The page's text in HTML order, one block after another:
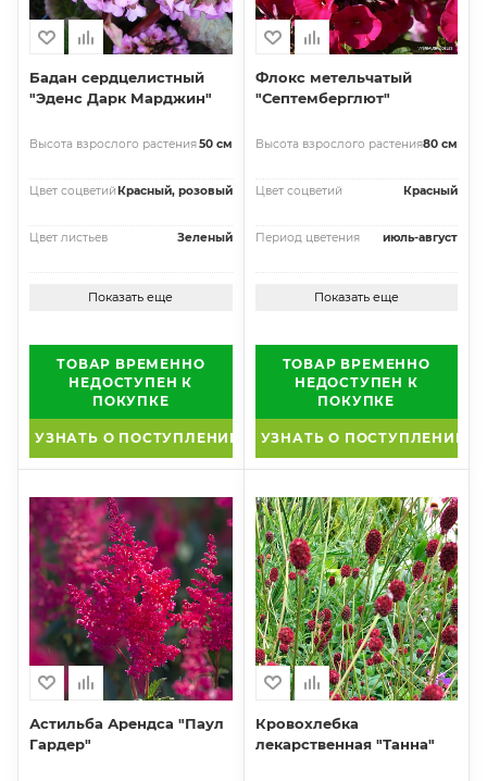
Бадан сердцелистный
"Эденс Дарк Марджин"
Высота взрослого растения50 см
Цвет соцветий Красный, розовый
Цвет листьев Зеленый
Показать еще
ТОВАР ВРЕМЕННО
НЕДОСТУПЕН К
ПОКУПКЕ
УЗНАТЬ О ПОСТУПЛЕНИИ
Флокс метельчатый
"Септемберглют"
Высота взрослого растения80 см
Цвет соцветий Красный
Период цветения июль-август
Показать еще
ТОВАР ВРЕМЕННО
НЕДОСТУПЕН К
ПОКУПКЕ
УЗНАТЬ О ПОСТУПЛЕНИИ
Астильба Арендса "Паул
Гардер"
Кровохлебка
лекарственная "Танна"